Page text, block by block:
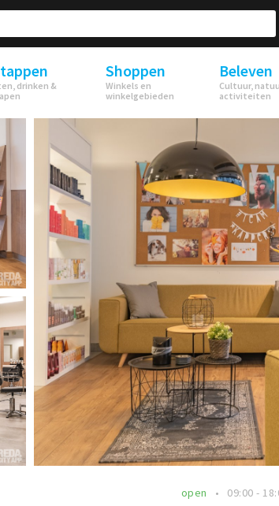
drinken &
Shoppen
Winkels en
winkelgebieden
Beleven
Cultuur,
activiteiten
open 09:00 -